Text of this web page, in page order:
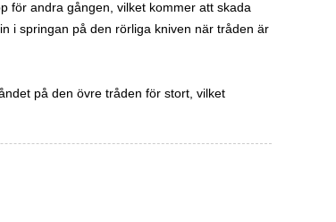
för andra gången, vilket kommer att skada
i springan på den rörliga kniven när tråden är
på den övre tråden för stort, vilket